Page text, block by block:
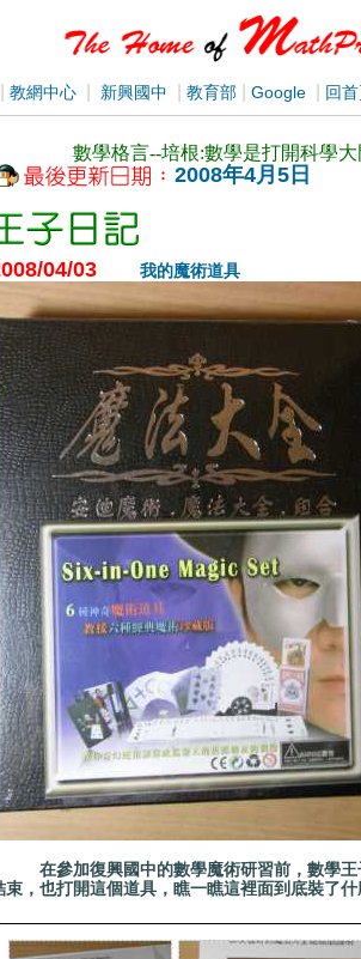
教網中心 新興國中 教育部 Google 回
數學格言--培根:數學是打開科學
2008年4月5日
04/03我的魔術道具
在參加復興國中的數學魔術研習前，數學
束，也打開這個道具，瞧一瞧這裡面到底裝了